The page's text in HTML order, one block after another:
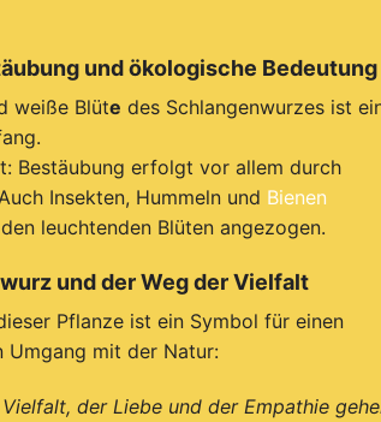
und ökologische Bedeutung
weiße Blüte des Schlangenwurzes ist
Bestäubung erfolgt vor allem durch
Insekten, Hummeln und Bienen
leuchtenden Blüten angezogen.
und der Weg der Vielfalt
Pflanze ist ein Symbol für einen
Umgang mit der Natur:
der Liebe und der Empathie